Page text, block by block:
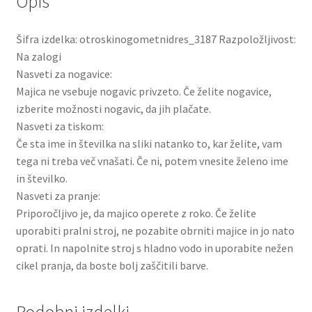
Šifra izdelka: otroskinogometnidres_3187 Razpoložljivost:
Na zalogi
Nasveti za nogavice:
Majica ne vsebuje nogavic privzeto. Če želite nogavice,
izberite možnosti nogavic, da jih plačate.
Nasveti za tiskom:
Če sta ime in številka na sliki natanko to, kar želite, vam
tega ni treba več vnašati. Če ni, potem vnesite želeno ime
in številko.
Nasveti za pranje:
Priporočljivo je, da majico operete z roko. Če želite
uporabiti pralni stroj, ne pozabite obrniti majice in jo nato
oprati. In napolnite stroj s hladno vodo in uporabite nežen
cikel pranja, da boste bolj zaščitili barve.